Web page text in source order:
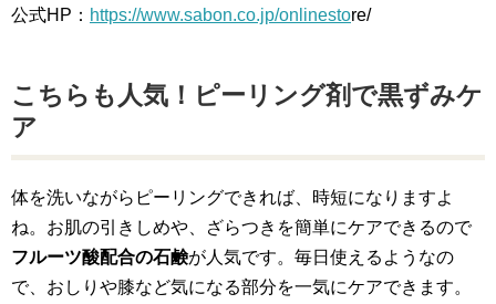
公式HP： https://www.sabon.co.jp/onlinestore/
こちらも人気！ピーリング剤で黒ずみケ
ア
体を洗いながらピーリングできれば、時短になりますよ
ね。お肌の引きしめや、ざらつきを簡単にケアできるので
フルーツ酸配合の石鹸が人気です。毎日使えるようなの
で、おしりや膝など気になる部分を一気にケアできます。